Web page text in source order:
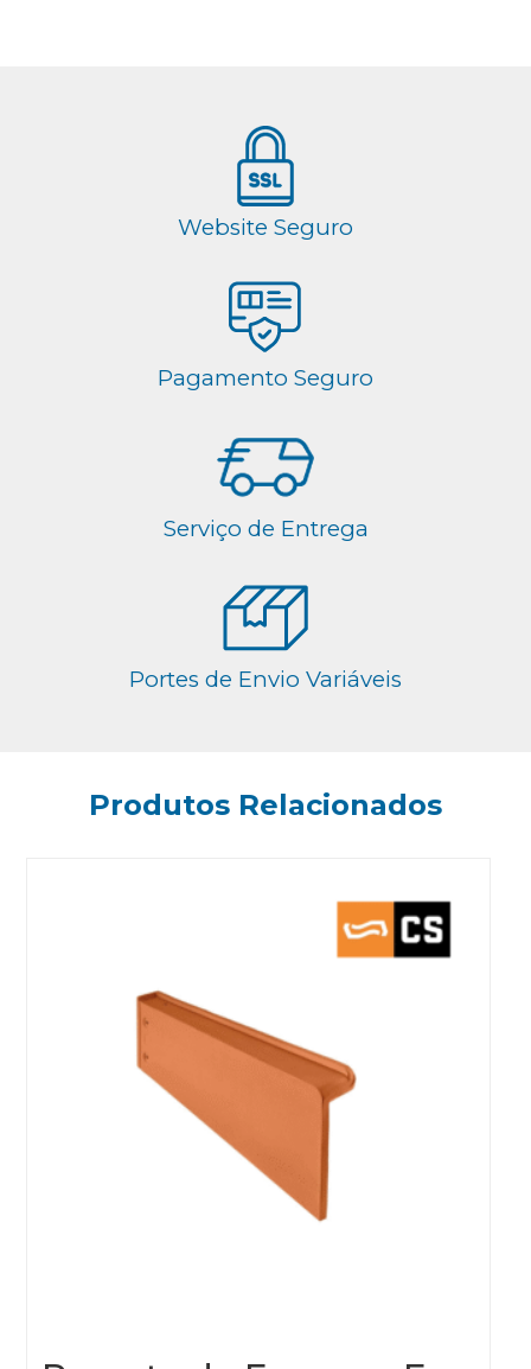
Website Seguro
Pagamento Seguro
Serviço de Entrega
Portes de Envio Variáveis
Produtos Relacionados